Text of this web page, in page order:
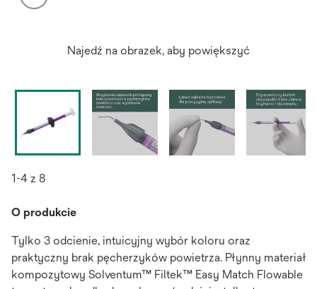
Najedź na obrazek, aby powiększyć
1-4 z 8
O produkcie
Tylko 3 odcienie, intuicyjny wybór koloru oraz
praktyczny brak pęcherzyków powietrza. Płynny materiał
kompozytowy Solventum™ Filtek™ Easy Match Flowable